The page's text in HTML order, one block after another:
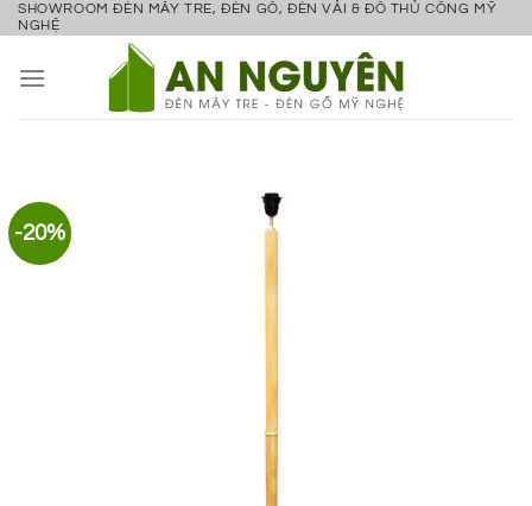
Bỏ
nội
SHOWROOM ĐÈN MÂY TRE, ĐÈN GỖ, ĐÈN VẢI & ĐỒ THỦ CÔNG MỸ
NGHỆ
-20%